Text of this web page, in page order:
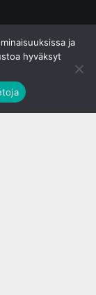
ja
hyväksyt